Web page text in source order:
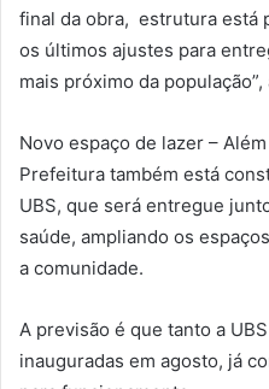
final da obra, estrutura está
os últimos ajustes para
mais próximo da
Novo espaço de lazer –
Prefeitura também está
UBS, que será entregue
saúde, ampliando os
a comunidade.
A previsão é que tanto a
inauguradas em agosto, já